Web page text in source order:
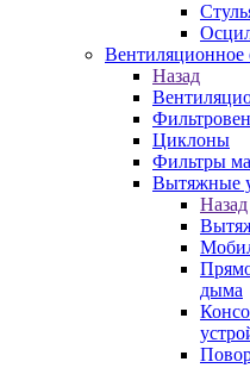
Вентиляционное
Назад
Циклоны
Фильтры
Вытяжные
Назад
дыма